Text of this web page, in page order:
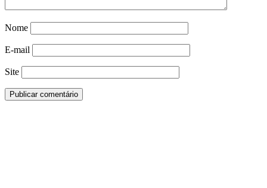
Nome
E-mail
Site